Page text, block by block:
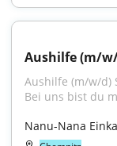
Aushilfe (m/
Aushilfe (m/w/d)
Bei uns bist du
Nanu-Nana